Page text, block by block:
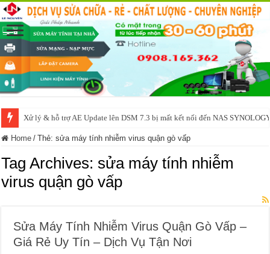
Xử lý & hỗ trợ AE Update lên DSM 7.3 bị mất kết nối đến NAS
Home / Thẻ:sửa máy tính nhiễm virus quận gò vấp
Tag Archives:sửa máy tính nhiễm
virus quận gò vấp
Sửa Máy Tính Nhiễm Virus Quận Gò Vấp –
Giá Rẻ Uy Tín – Dịch Vụ Tận Nơi